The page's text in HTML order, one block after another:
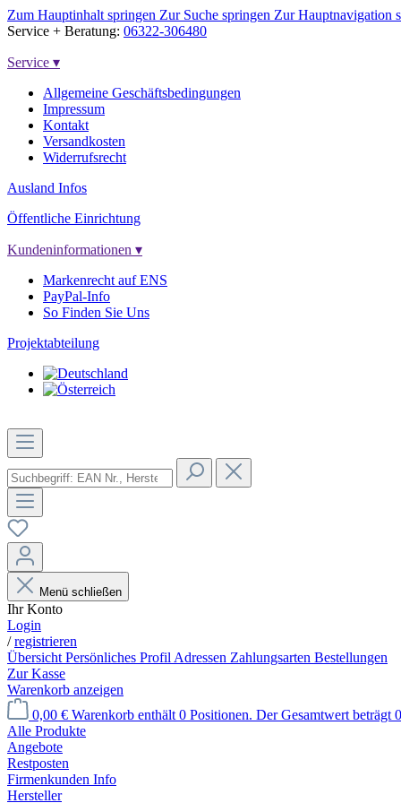
Zum Hauptinhalt springen Zur Suche springen Zur Hauptnavigation
Service + Beratung: 06322-306480
Service ▾
Allgemeine Geschäftsbedingungen
Impressum
Kontakt
Versandkosten
Widerrufsrecht
Ausland Infos
Öffentliche Einrichtung
Kundeninformationen ▾
Markenrecht auf ENS
PayPal-Info
So Finden Sie Uns
Projektabteilung
Menü schließen
Ihr Konto
Login
/registrieren
Übersicht Persönliches Profil Adressen Zahlungsarten Bestellungen
Zur Kasse
Warenkorb anzeigen
0,00 € Warenkorb enthält 0 Positionen. Der Gesamtwert beträgt
Alle Produkte
Angebote
Restposten
Firmenkunden Info
Hersteller